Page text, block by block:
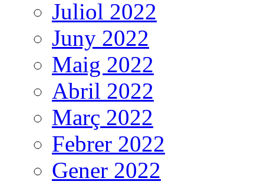
Juliol 2022
Juny 2022
Maig 2022
Abril 2022
Març 2022
Febrer 2022
Gener 2022